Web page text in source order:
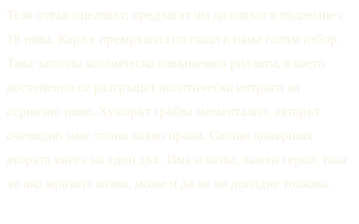
Тези отвън оцеляват; предлагат им да влязат в подземие с
18 нива. Карл е премръзнал по гащи и няма голям избор.
Така започва космическо извънземно риалити, в което
постепенно се разгръщат политически интриги на
сериозно ниво. Хуморът грабва моментално, авторът
очевидно знае точно какво прави. Снощи довърших
втората книга на един дъх. Има и котка, важен герой, така
че ако мразите котки, може и да не ви допадне толкова.